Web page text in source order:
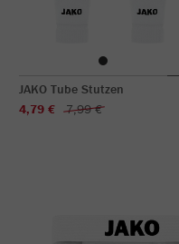
JAKO Tube Stutzen
4,79 €
7,99 €